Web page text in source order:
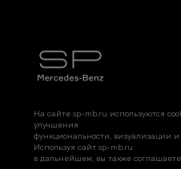
На сайте sp-mb.ru используются
улучшения
функциональности, визуализации и
Используя сайт sp-mb.ru
в дальнейшем, вы также